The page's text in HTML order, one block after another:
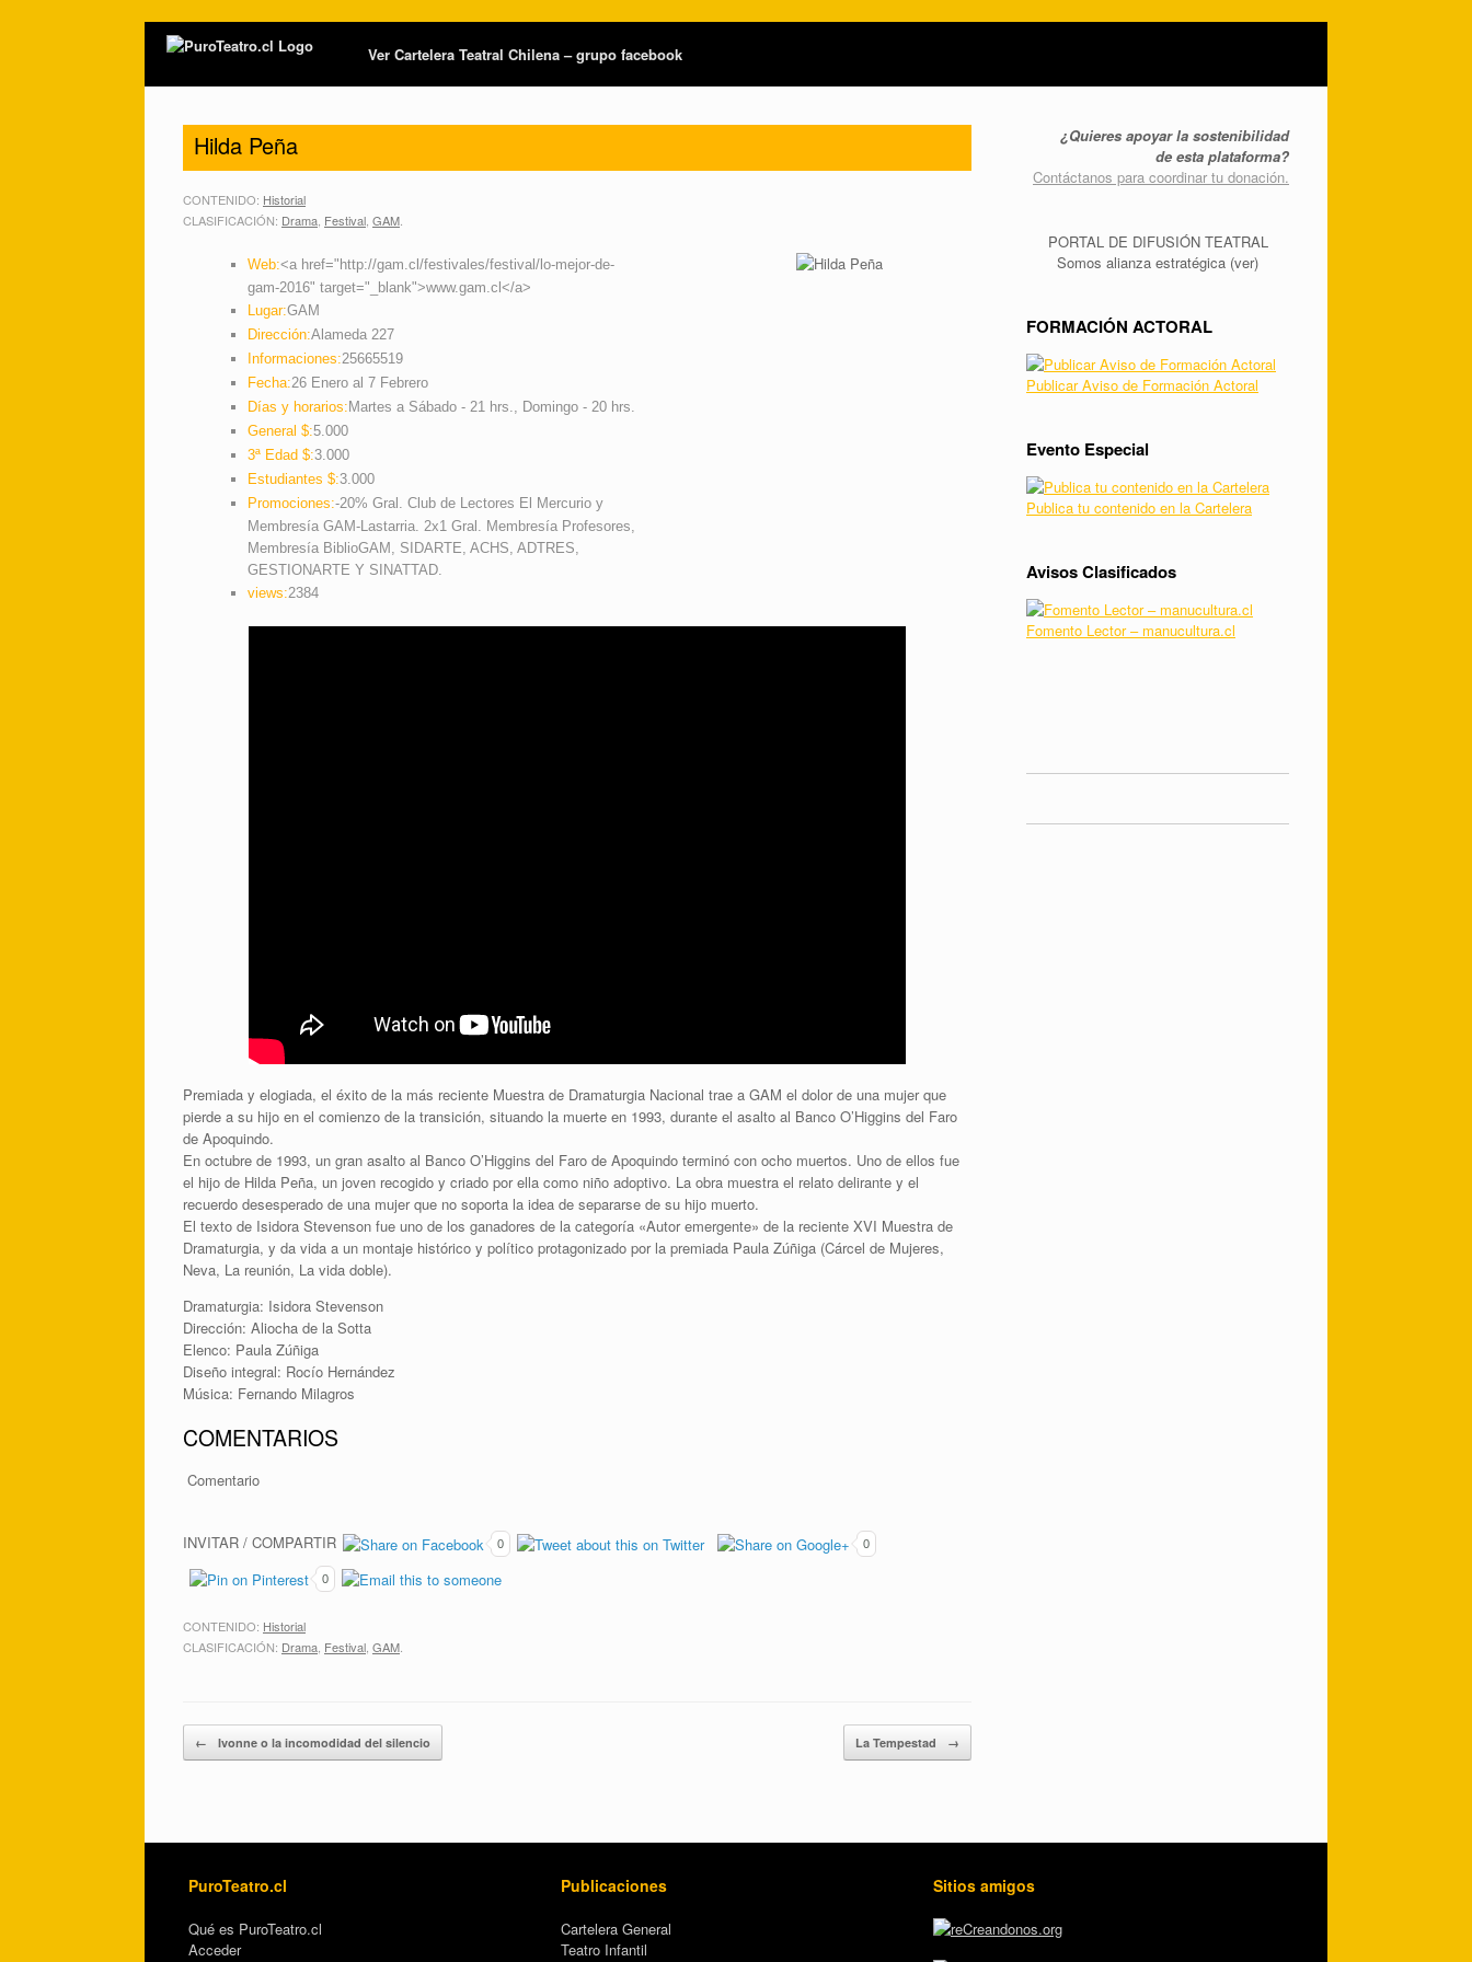
Ver Cartelera Teatral Chilena – grupo facebook
Hilda Peña
CONTENIDO: Historial
CLASIFICACIÓN: Drama Festival GAM
Web:<a href="http://gam.cl/festivales/festival/lo-mejor-de-
gam-2016" target="_blank">www.gam.cl</a>
Lugar:GAM
Dirección:Alameda 227
Informaciones:25665519
Fecha:26 Enero al 7 Febrero
Días y horarios:Martes a Sábado - 21 hrs., Domingo - 20 hrs.
General $:5.000
3ª Edad $:3.000
Estudiantes $:3.000
Promociones:-20% Gral. Club de Lectores El Mercurio y
Membresía GAM-Lastarria. 2x1 Gral. Membresía Profesores,
Membresía BiblioGAM, SIDARTE, ACHS, ADTRES,
GESTIONARTE Y SINATTAD.
views:2384
Premiada y elogiada, el éxito de la más reciente Muestra de Dramaturgia Nacional trae a GAM el dolor de una mujer que
pierde a su hijo en el comienzo de la transición, situando la muerte en 1993, durante el asalto al Banco O’Higgins del Faro
de Apoquindo.
En octubre de 1993, un gran asalto al Banco O’Higgins del Faro de Apoquindo terminó con ocho muertos. Uno de ellos fue
el hijo de Hilda Peña, un joven recogido y criado por ella como niño adoptivo. La obra muestra el relato delirante y el
recuerdo desesperado de una mujer que no soporta la idea de separarse de su hijo muerto.
El texto de Isidora Stevenson fue uno de los ganadores de la categoría «Autor emergente» de la reciente XVI Muestra de
Dramaturgia, y da vida a un montaje histórico y político protagonizado por la premiada Paula Zúñiga (Cárcel de Mujeres,
Neva, La reunión, La vida doble).
Dramaturgia: Isidora Stevenson
Dirección: Aliocha de la Sotta
Elenco: Paula Zúñiga
Diseño integral: Rocío Hernández
Música: Fernando Milagros
COMENTARIOS
Comentario
INVITAR / COMPARTIR 0 0
0
CONTENIDO: Historial
CLASIFICACIÓN: Drama Festival GAM
Post navigation
← Ivonne o la incomodidad del silencio La Tempestad →
¿Quieres apoyar la sostenibilidad
de esta plataforma?
Contáctanos para coordinar tu donación.
PORTAL DE DIFUSIÓN TEATRAL
Somos alianza estratégica (ver)
FORMACIÓN ACTORAL
Publicar Aviso de Formación Actoral
Evento Especial
Publica tu contenido en la Cartelera
Avisos Clasificados
Fomento Lector – manucultura.cl
PuroTeatro.cl
Qué es PuroTeatro.cl
Acceder
Publicaciones
Cartelera General
Teatro Infantil
Sitios amigos